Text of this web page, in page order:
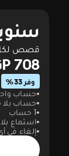
قصص لكل
708 EGP
وفر 33%
حساب
حساب بلا
1 حساب
استماع
إلغاء في